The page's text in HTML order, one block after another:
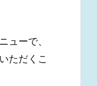
ューで、
ただくこ